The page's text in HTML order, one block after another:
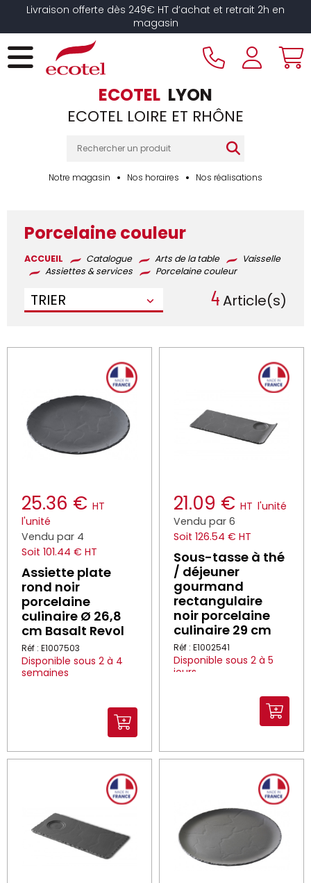
Livraison offerte dès 249€ HT d’achat et retrait 2h en
magasin
ECOTEL LYON
ECOTEL LOIRE ET RHÔNE
Notre magasin Nos horaires Nos réalisations
Porcelaine couleur
ACCUEIL Catalogue Arts de la table
Vaisselle
Assiettes & services
Porcelaine couleur
TRIER 4Article(s)
25.36 € HT
l'unité
Vendu par 4
Soit 101.44 € HT
Assiette plate
rond noir
porcelaine
culinaire Ø 26,8
cm Basalt Revol
Réf : E1007503
Disponible sous 2 à 4
semaines
21.09 € HT l'unité
Vendu par 6
Soit 126.54 € HT
Sous-tasse à thé
/ déjeuner
gourmand
rectangulaire
noir porcelaine
culinaire 29 cm
Réf : E1002541
Disponible sous 2 à 5
jours
Panneau de gestion des cookies